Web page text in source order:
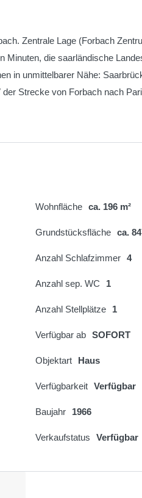
Zentrale Lage (Forbach
Minuten, die saarländische
in unmittelbarer Nähe:
Strecke von Forbach nach
Wohnfläche ca. 196 m²
Grundstücksfläche ca.
Anzahl Schlafzimmer 4
Anzahl sep. WC 1
Anzahl Stellplätze 1
Verfügbar ab SOFORT
Objektart Haus
Verfügbarkeit Verfügbar
Baujahr 1966
Verkaufstatus Verfügbar